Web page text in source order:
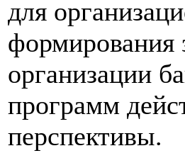
для
формирования
организации
программ
перспективы.